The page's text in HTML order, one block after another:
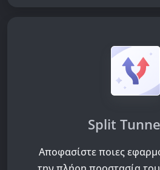
Split
Αποφασίστε ποιες